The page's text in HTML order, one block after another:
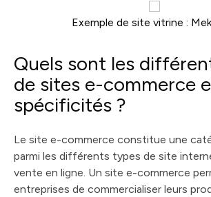
Exemple de site vitrine :
Quels sont les
de sites e-commerce
spécificités ?
Le site e-commerce constitue une
parmi les différents types de site
vente en ligne. Un site e-commerce
entreprises de commercialiser leurs